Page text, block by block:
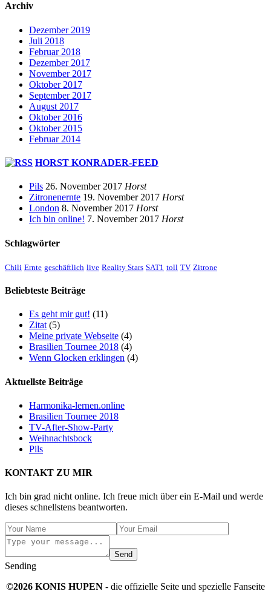
Archiv
Dezember 2019
Juli 2018
Februar 2018
Dezember 2017
November 2017
Oktober 2017
September 2017
August 2017
Oktober 2016
Oktober 2015
Februar 2014
HORST KONRADER-FEED
Pils 26. November 2017 Horst
Zitronenernte 19. November 2017 Horst
London 8. November 2017 Horst
Ich bin online! 7. November 2017 Horst
Schlagwörter
Chili Ernte geschäftlich live Reality Stars SAT1 toll TV Zitrone
Beliebteste Beiträge
Es geht mir gut! (11)
Zitat (5)
Meine private Webseite (4)
Brasilien Tournee 2018 (4)
Wenn Glocken erklingen (4)
Aktuellste Beiträge
Harmonika-lernen.online
Brasilien Tournee 2018
TV-After-Show-Party
Weihnachtsbock
Pils
KONTAKT ZU MIR
Ich bin grad nicht online. Ich freue mich über ein E-Mail und werde
dieses schnellstens beantworten.
Send
Sending
©2026 KONIS HUPEN - die offizielle Seite und spezielle Fanseite